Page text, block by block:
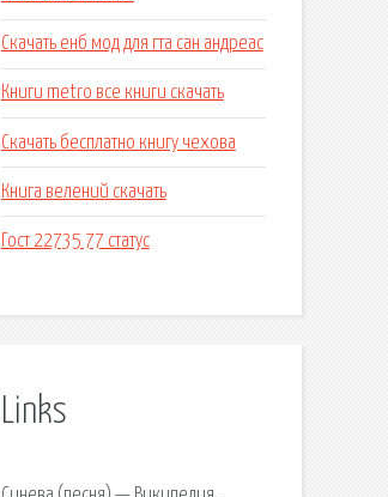
Скачать енб мод для гта сан андреас
Книги metro все книги скачать
Скачать бесплатно книгу чехова
Книга велений скачать
Гост 22735 77 статус
Links